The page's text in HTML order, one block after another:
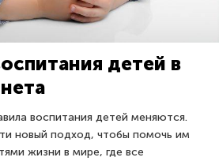
детей в
воспитания детей меняются.
новый подход, чтобы помочь им
жизни в мире, где все